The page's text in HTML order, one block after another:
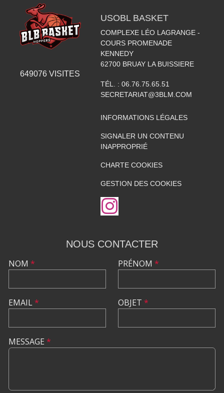
649076 VISITES
USOBL BASKET
COMPLEXE LÉO LAGRANGE -
COURS PROMENADE
KENNEDY
62700 BRUAY LA BUISSIERE
TÉL. : 06.76.75.65.51
SECRETARIAT@3BLM.COM
INFORMATIONS LÉGALES
SIGNALER UN CONTENU
INAPPROPRIÉ
CHARTE COOKIES
GESTION DES COOKIES
NOUS CONTACTER
NOM *
EMAIL*
PRÉNOM *
OBJET *
MESSAGE *